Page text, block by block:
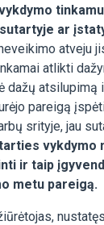
ar
atveju
atlikti
pareigą
srityje, jau
vykdymo
ir taip
metu pareigą.